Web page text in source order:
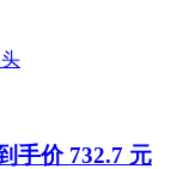
手价 732.7 元